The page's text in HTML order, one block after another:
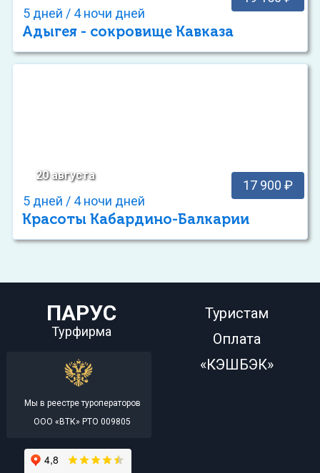
5 дней / 4 ночи дней
Адыгея - сокровище Кавказа
20 августа
17 900 ₽
5 дней / 4 ночи дней
Красоты Кабардино-Балкарии
ПАРУС
Турфирма
Мы в реестре туроператоров
ООО «ВТК» РТО 009805
Туристам
Оплата
«КЭШБЭК»